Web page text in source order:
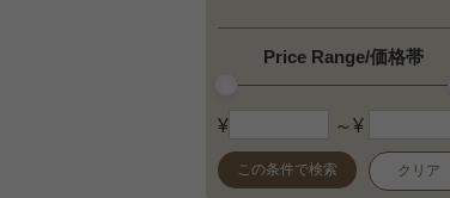
Price Range/価格帯
¥ ～¥
この条件で検索 クリア